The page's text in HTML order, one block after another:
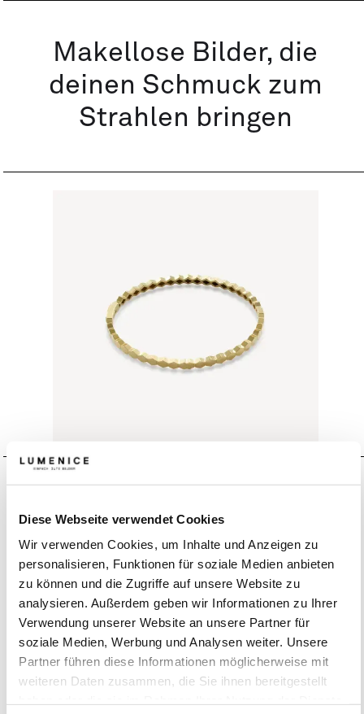
Diese Webseite verwendet Cookies
Wir verwenden Cookies, um Inhalte und Anzeigen zu
personalisieren, Funktionen für soziale Medien anbieten
zu können und die Zugriffe auf unsere Website zu
analysieren. Außerdem geben wir Informationen zu Ihrer
Verwendung unserer Website an unsere Partner für
soziale Medien, Werbung und Analysen weiter. Unsere
Partner führen diese Informationen möglicherweise mit
weiteren Daten zusammen, die Sie ihnen bereitgestellt
Makellose Bilder, die
deinen Schmuck zum
Strahlen bringen
Schmuckfotografie mit
Liebe zum Detail und
Gespür für Ästhetik
Schmuckfotografie stellt höchste Anforderungen an
Licht, Technik und Retusche. Jedes kleinste Detail
muss stimmen – von der perfekten Spiegelung bis
zum makellosen Finish. Unser erfahrenes Team bei